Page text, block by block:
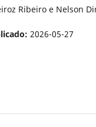
Ribeiro e Nelson
2026-05-27